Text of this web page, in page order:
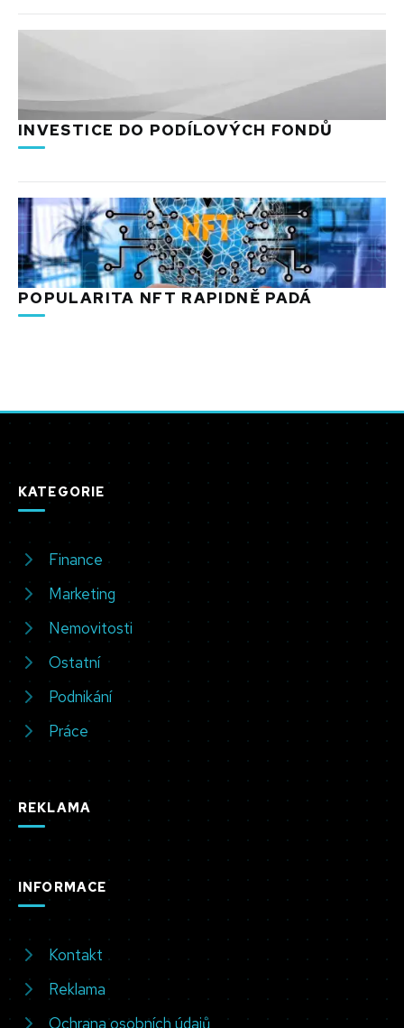
INVESTICE DO PODÍLOVÝCH FONDŮ
POPULARITA NFT RAPIDNĚ PADÁ
KATEGORIE
Finance
Marketing
Nemovitosti
Ostatní
Podnikání
Práce
REKLAMA
INFORMACE
Kontakt
Reklama
Ochrana osobních údajů